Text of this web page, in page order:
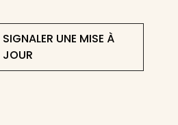
SIGNALER UNE MISE À
JOUR